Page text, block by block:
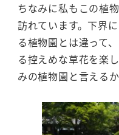
ちなみに私もこの植
訪れています。下界
る植物園とは違って
る控えめな草花を楽
みの植物園と言える